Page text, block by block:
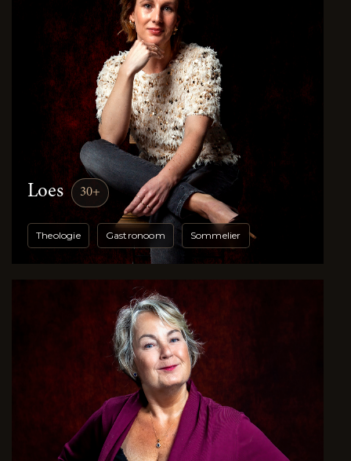
Loes 30+
Theologie Gastronoom Sommelier